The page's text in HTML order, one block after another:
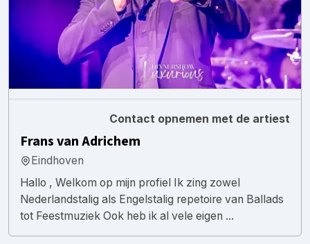
Contact opnemen met de artiest
Frans van Adrichem
Eindhoven
Hallo , Welkom op mijn profiel Ik zing zowel
Nederlandstalig als Engelstalig repetoire van Ballads
tot Feestmuziek Ook heb ik al vele eigen ...